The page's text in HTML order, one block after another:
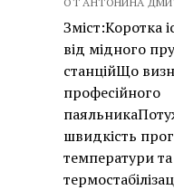
Зміст:Коротка
від мідного
станційЩо
професійного
швидкість
температури та